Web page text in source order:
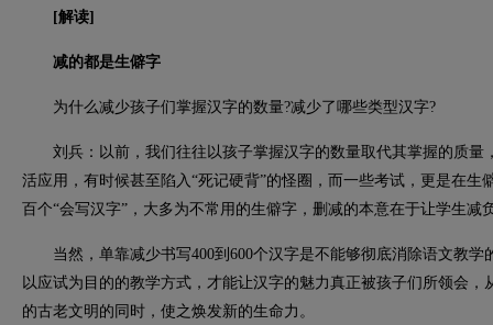
[解读]
减的都是生僻字
为什么减少孩子们掌握汉字的数量?减少了哪些类型汉字?
刘兵：以前，我们往往以孩子掌握汉字的数量取代其掌握的质量
活应用，有时候甚至陷入“死记硬背”的怪圈，而一些考试，更是在生
百个“会写汉字”，大多为不常用的生僻字，删减的本意在于让学生减
当然，单靠减少书写400到600个汉字是不能够彻底消除语文教学
以应试为目的的教学方式，才能让汉字的魅力真正被孩子们所领会
的古老文明的同时，使之焕发新的生命力。